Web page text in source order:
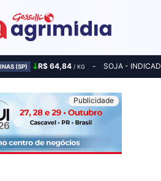
(SP) R$ 64,84 / KG SOJA -